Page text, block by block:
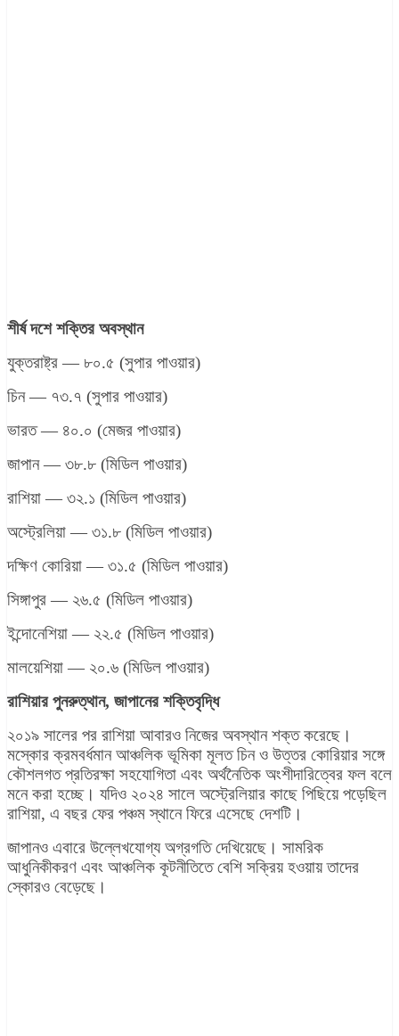
শীর্ষ দশে শক্তির অবস্থান
যুক্তরাষ্ট্র — ৮০.৫ (সুপার পাওয়ার)
চিন — ৭৩.৭ (সুপার পাওয়ার)
ভারত — ৪০.০ (মেজর পাওয়ার)
জাপান — ৩৮.৮ (মিডিল পাওয়ার)
রাশিয়া — ৩২.১ (মিডিল পাওয়ার)
অস্ট্রেলিয়া — ৩১.৮ (মিডিল পাওয়ার)
দক্ষিণ কোরিয়া — ৩১.৫ (মিডিল পাওয়ার)
সিঙ্গাপুর — ২৬.৫ (মিডিল পাওয়ার)
ইন্দোনেশিয়া — ২২.৫ (মিডিল পাওয়ার)
মালয়েশিয়া — ২০.৬ (মিডিল পাওয়ার)
রাশিয়ার পুনরুত্থান, জাপানের শক্তিবৃদ্ধি
২০১৯ সালের পর রাশিয়া আবারও নিজের অবস্থান শক্ত করেছে।
মস্কোর ক্রমবর্ধমান আঞ্চলিক ভূমিকা মূলত চিন ও উত্তর কোরিয়ার সঙ্গে
কৌশলগত প্রতিরক্ষা সহযোগিতা এবং অর্থনৈতিক অংশীদারিত্বের ফল বলে
মনে করা হচ্ছে। যদিও ২০২৪ সালে অস্ট্রেলিয়ার কাছে পিছিয়ে পড়েছিল
রাশিয়া, এ বছর ফের পঞ্চম স্থানে ফিরে এসেছে দেশটি।
জাপানও এবারে উল্লেখযোগ্য অগ্রগতি দেখিয়েছে। সামরিক
আধুনিকীকরণ এবং আঞ্চলিক কূটনীতিতে বেশি সক্রিয় হওয়ায় তাদের
স্কোরও বেড়েছে।